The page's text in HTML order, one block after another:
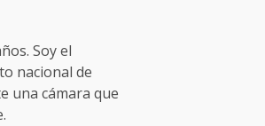
Soy el
nacional de
una cámara que